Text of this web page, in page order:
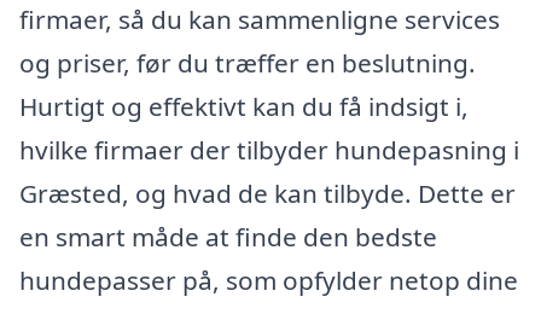
firmaer, så du kan sammenligne services
og priser, før du træffer en beslutning.
Hurtigt og effektivt kan du få indsigt i,
hvilke firmaer der tilbyder hundepasning i
Græsted, og hvad de kan tilbyde. Dette er
en smart måde at finde den bedste
hundepasser på, som opfylder netop dine